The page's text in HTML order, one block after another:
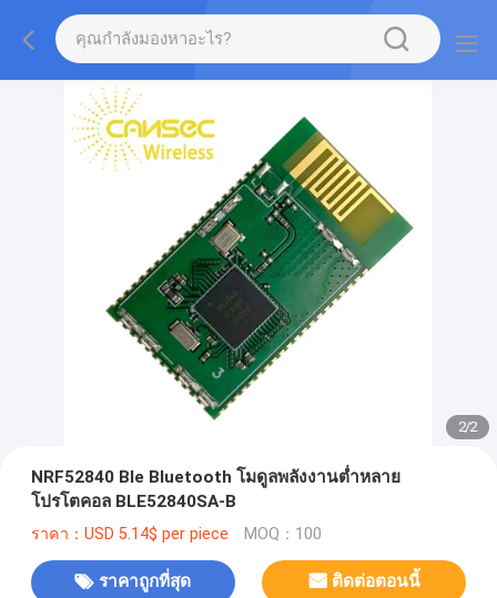
2/2
NRF52840 Ble Bluetooth โมดูลพลังงานต่ำหลาย
โปรโตคอล BLE52840SA-B
ราคา：USD 5.14$ per piece MOQ：100
ราคาถูกที่สุด ติดต่อตอนนี้